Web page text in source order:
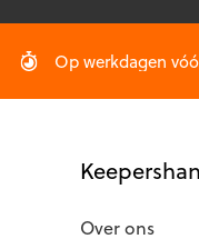
op
Op werkdagen
Over ons